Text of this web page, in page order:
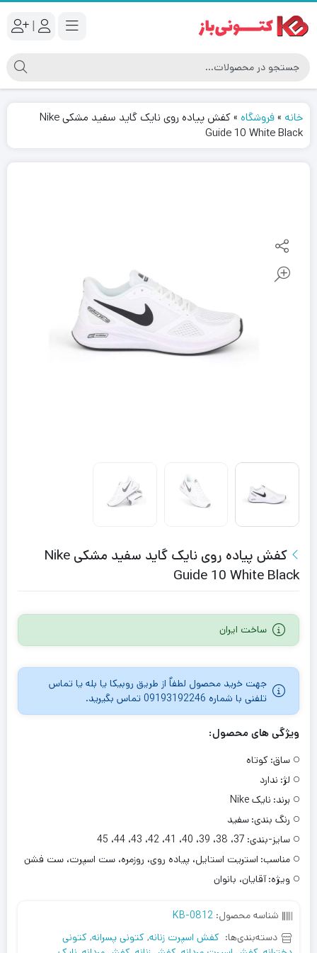
|
خانه »فروشگاه »
کفش پیاده روی نایک گاید سفید مشکی Nike
Guide 10 White Black
کفش پیاده روی نایک گاید سفید مشکی Nike
Guide 10 White Black
ساخت ایران
جهت خرید محصول لطفاٌ از طریق روبیکا یا بله یا تماس
تلفنی با شماره 09193192246 تماس بگیرید.
ویژگی های محصول:
ساق: کوتاه
لژ: ندارد
برند: نایک Nike
رنگ بندی: سفید
سایز-بندی: 37، 38، 39، 40، 41، 42، 43، 44، 45
مناسب: استریت استایل، پیاده روی، روزمره، ست اسپرت، ست فشن
ویژه: آقایان، بانوان
شناسه محصول: KB-0812
دسته‌بندی‌ها: کفش اسپرت زنانه, کتونی پسرانه, کتونی